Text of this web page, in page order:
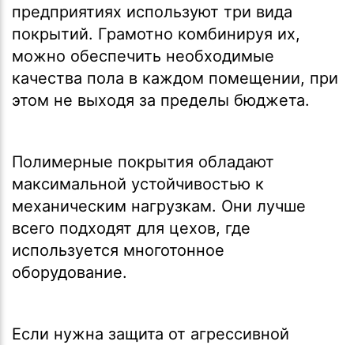
предприятиях используют три вида
покрытий. Грамотно комбинируя их,
можно обеспечить необходимые
качества пола в каждом помещении, при
этом не выходя за пределы бюджета.
Полимерные покрытия обладают
максимальной устойчивостью к
механическим нагрузкам. Они лучше
всего подходят для цехов, где
используется многотонное
оборудование.
Если нужна защита от агрессивной